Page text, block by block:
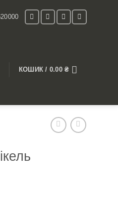
КОШИК / 0.00₴